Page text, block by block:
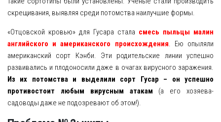
скрещивания, выявляя среди потомства наилучшие формы.
«Отцовской кровью» для Гусара стала смесь пыльцы малин
английского и американского происхождения. Ею опыляли
американский сорт Кэнби. Эти родительские линии успешно
развивались и плодоносили даже в очагах вирусного заражения.
Из их потомства и выделили сорт Гусар – он успешно
противостоит любым вирусным атакам (а его хозяева-
садоводы даже не подозревают об этом!).